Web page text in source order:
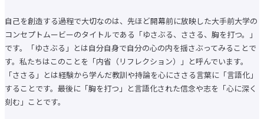
企業・メディア
地域・一般
el-Campus 言語 アクセス
自己を創造する過程で大切なのは、先ほど開幕前に放映した大手前大学の
コンセプトムービーのタイトルである「ゆさぶる、ささる、胸を打つ。」
です。「ゆさぶる」とは自分自身で自分の心の内を揺さぶってみることで
す。私たちはこのことを「内省（リフレクション）」と呼んでいます。
「ささる」とは経験から学んだ教訓や持論を心にささる言葉に「言語化」
することです。最後に「胸を打つ」と言語化された信念や志を「心に深く
刻む」ことです。